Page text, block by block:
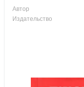
Автор
Издательство